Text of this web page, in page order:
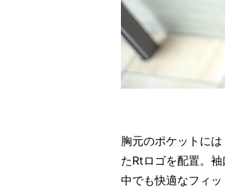
胸元のポケットに
たRtロゴを配置。
中でも快適なフィッ